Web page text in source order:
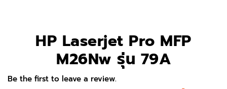
HP Laserjet Pro MFP
M26Nw รุ่น 79A
Be the first to leave a review.